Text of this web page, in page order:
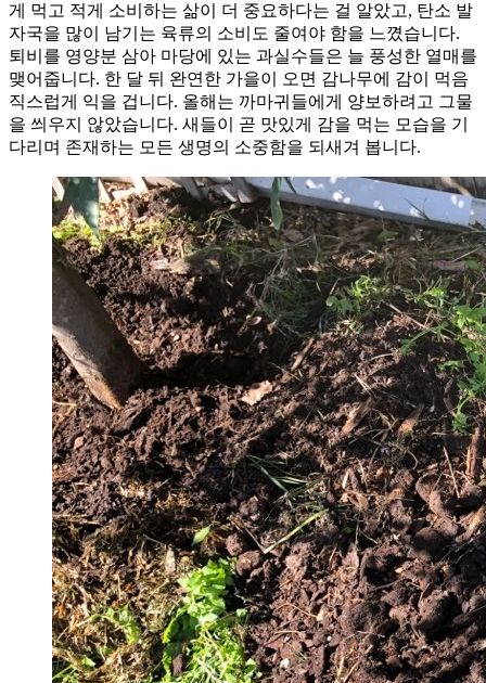
게 먹고 적게 소비하는 삶이 더 중요하다는 걸 알았고, 탄소 발
자국을 많이 남기는 육류의 소비도 줄여야 함을 느꼈습니다.
퇴비를 영양분 삼아 마당에 있는 과실수들은 늘 풍성한 열매를
맺어줍니다. 한 달 뒤 완연한 가을이 오면 감나무에 감이 먹음
직스럽게 익을 겁니다. 올해는 까마귀들에게 양보하려고 그물
을 씌우지 않았습니다. 새들이 곧 맛있게 감을 먹는 모습을 기
다리며 존재하는 모든 생명의 소중함을 되새겨 봅니다.